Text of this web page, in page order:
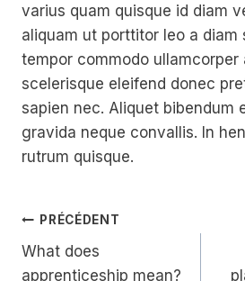
varius quam quisque id diam
aliquam ut porttitor leo a diam
tempor commodo ullamcorper
scelerisque eleifend donec
sapien nec. Aliquet bibendum
gravida neque convallis. In
rutrum quisque.
Navigation
De
PRÉCÉDENT
What does
apprenticeship mean?